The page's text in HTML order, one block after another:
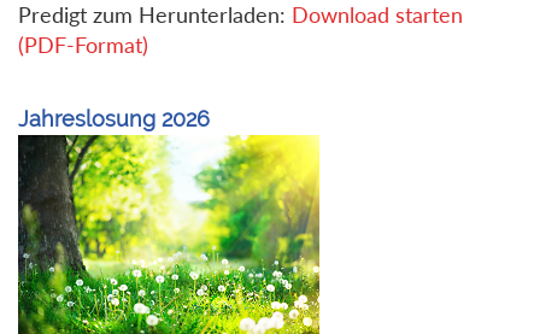
Predigt zum Herunterladen: Download starten
(PDF-Format)
Jahreslosung 2026